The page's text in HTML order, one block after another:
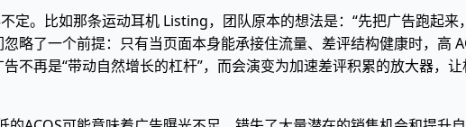
定。比如那条运动耳机 Listing，团队原本的想法是：“先把广告跑起来
略了一个前提：只有当页面本身能承接住流量、差评结构健康时，高
不再是“带动自然增长的杠杆”，而会演变为加速差评积累的放大器，